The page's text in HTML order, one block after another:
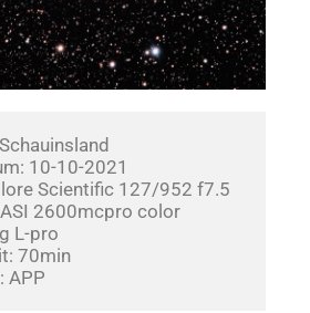
10-10-2021
Scientific 127/952 f7.5
2600mcpro color
L-pro
70min
APP